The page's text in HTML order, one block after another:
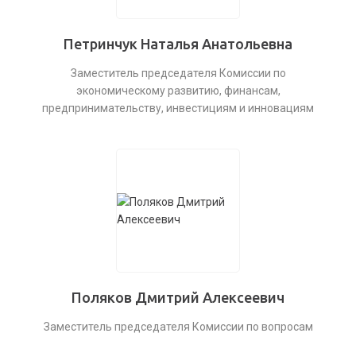
Петринчук Наталья Анатольевна
Заместитель председателя Комиссии по
экономическому развитию, финансам,
предпринимательству, инвестициям и инновациям
Поляков Дмитрий Алексеевич
Заместитель председателя Комиссии по вопросам